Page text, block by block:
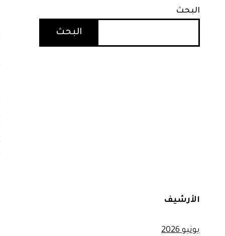
البحث
البحث
الأرشيف
يونيو 2026